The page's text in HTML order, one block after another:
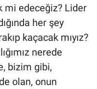
mi edeceğiz? Lider
her şey
kaçacak mıyız?
nerede
bizim gibi,
olan, onun